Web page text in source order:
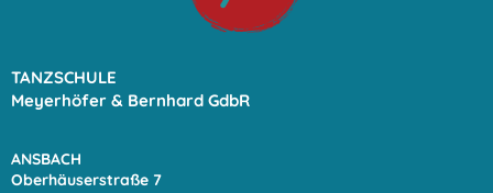
TANZSCHULE
Meyerhöfer & Bernhard GdbR
ANSBACH
Oberhäuserstraße 7